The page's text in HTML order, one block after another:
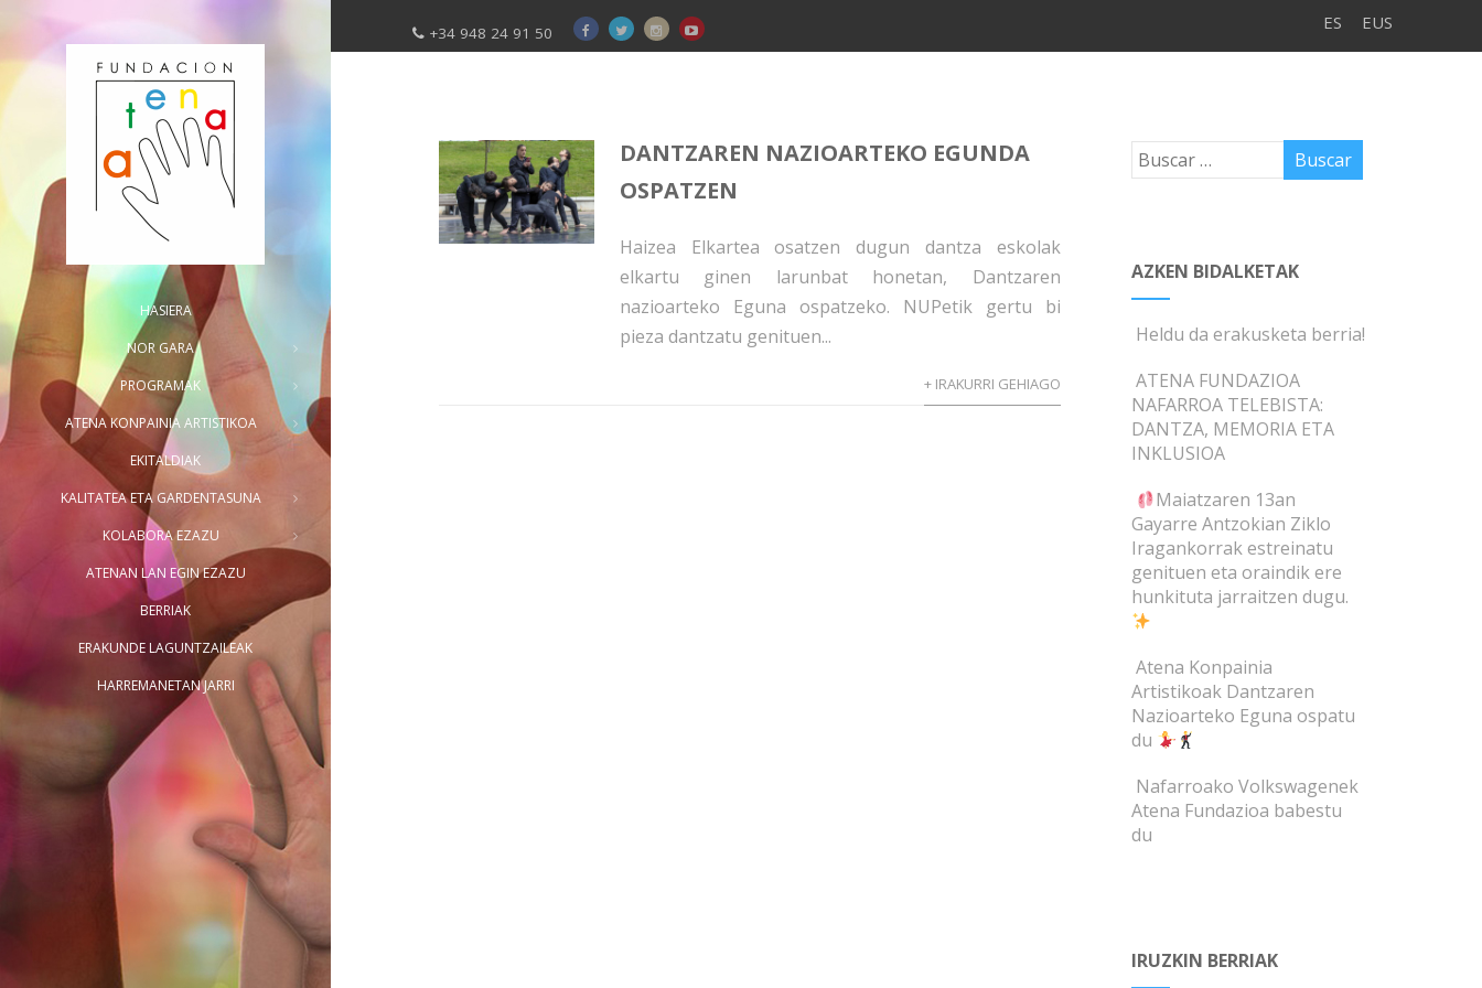
ES EUS
+34 948 24 91 50
HASIERA
NOR GARA
PROGRAMAK
ATENA KONPAINIA ARTISTIKOA
EKITALDIAK
KALITATEA ETA GARDENTASUNA
KOLABORA EZAZU
ATENAN LAN EGIN EZAZU
BERRIAK
ERAKUNDE LAGUNTZAILEAK
HARREMANETAN JARRI
DANTZAREN NAZIOARTEKO EGUNDA
OSPATZEN
Haizea Elkartea osatzen dugun dantza eskolak
elkartu ginen larunbat honetan, Dantzaren
nazioarteko Eguna ospatzeko. NUPetik gertu bi
pieza dantzatu genituen...
+ IRAKURRI GEHIAGO
AZKEN BIDALKETAK
Heldu da erakusketa berria!
ATENA FUNDAZIOA
NAFARROA TELEBISTA:
DANTZA, MEMORIA ETA
INKLUSIOA
Maiatzaren 13an
Gayarre Antzokian Ziklo
Iragankorrak estreinatu
genituen eta oraindik ere
hunkituta jarraitzen dugu.
Atena Konpainia
Artistikoak Dantzaren
Nazioarteko Eguna ospatu
du
Nafarroako Volkswagenek
Atena Fundazioa babestu
du
IRUZKIN BERRIAK